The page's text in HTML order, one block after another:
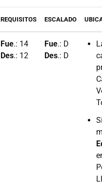
REQUISITOS ESCALADO
Fue.: 14
Des.: 12
Fue.: D
Des.: D